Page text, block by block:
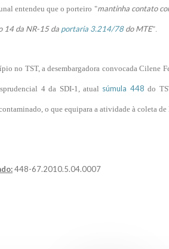
entendeu que o porteiro "mantinha contato
14 da NR-15 da portaria 3.214/78do MTE".
no TST, a desembargadora convocada Cilene
4 da SDI-1, atual súmula 448 do
o que equipara a atividade à coleta
448-67.2010.5.04.0007